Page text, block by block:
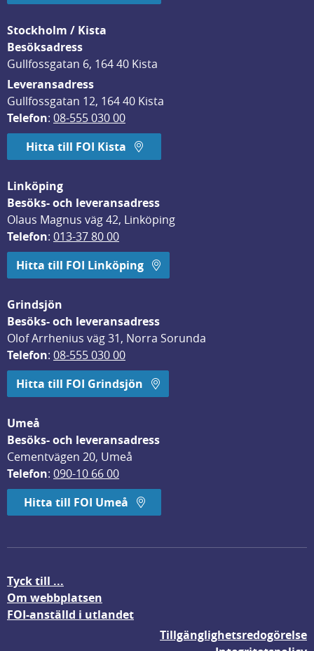
Stockholm / Kista
Besöksadress
Gullfossgatan 6, 164 40 Kista
Leveransadress
Gullfossgatan 12, 164 40 Kista
Telefon: 08-555 030 00
Hitta till FOI Kista
Linköping
Besöks- och leveransadress
Olaus Magnus väg 42, Linköping
Telefon: 013-37 80 00
Hitta till FOI Linköping
Grindsjön
Besöks- och leveransadress
Olof Arrhenius väg 31, Norra Sorunda
Telefon: 08-555 030 00
Hitta till FOI Grindsjön
Umeå
Besöks- och leveransadress
Cementvägen 20, Umeå
Telefon: 090-10 66 00
Hitta till FOI Umeå
Tyck till ...
Om webbplatsen
FOI-anställd i utlandet
Tillgänglighetsredogörelse